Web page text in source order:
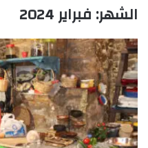
الشهر: فبراير 2024